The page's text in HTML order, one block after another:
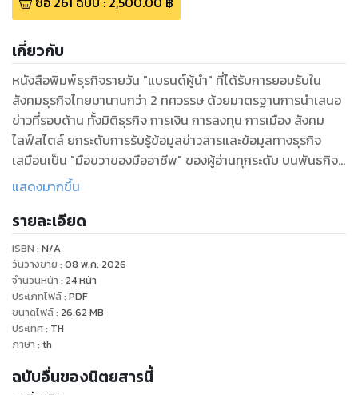
เกี่ยวกับ
หนังสือพิมพ์ธุรกิจรายวัน "แบรนด์ผู้นำ" ที่ได้รับการยอมรับใน
สังคมธุรกิจไทยมานานกว่า 2 ทศวรรษ ด้วยมาตรฐานการนำเสนอ
ข่าวที่รอบด้าน ทั้งมิติธุรกิจ การเงิน การลงทุน การเมือง สังคม
ไลฟ์สไตล์ ยกระดับการรับรู้ข้อมูลข่าวสารและข้อมูลทางธุรกิจ
เสมือนเป็น "มือขวาของมืออาชีพ" ของผู้อ่านทุกระดับ บนพันธกิจ
เพื่อสร้างคลังข้อมูลความรู้ที่ถูกต้อง แม่นยำให้ผู้อ่านใช้เป็นเครื่อง
แสดงมากขึ้น
รายละเอียด
ISBN : N/A
วันวางขาย : 08 พ.ค. 2026
จำนวนหน้า : 24หน้า
ประเภทไฟล์: PDF
ขนาดไฟล์: 26.62 MB
ประเทศ: TH
ภาษา : th
ฉบับอื่นของนิตยสารนี้